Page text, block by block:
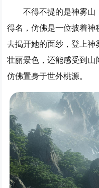
不得不提的是神雾山
得名，仿佛是一位披着神
去揭开她的面纱，登上
壮丽景色，还能感受到山
仿佛置身于世外桃源。